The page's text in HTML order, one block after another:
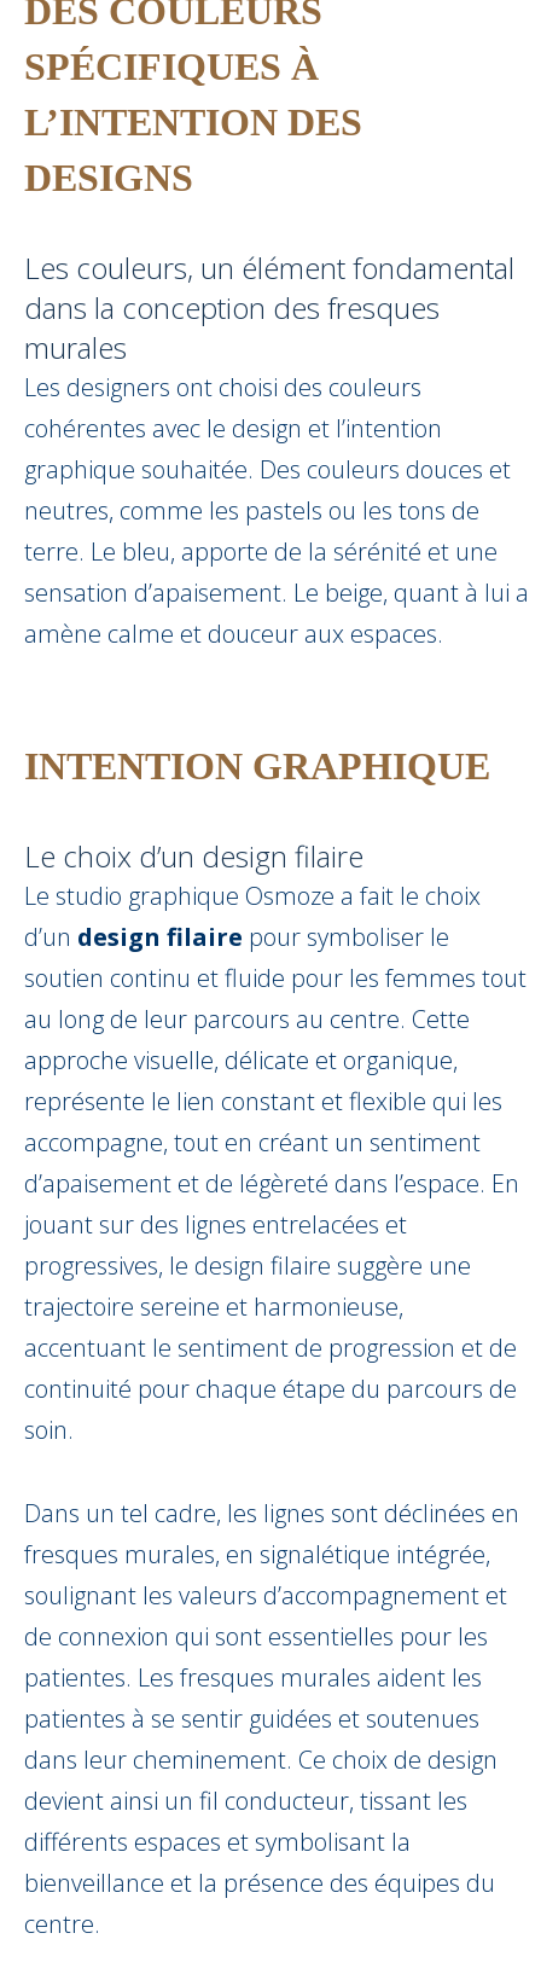
DES COULEURS
SPÉCIFIQUES À
L’INTENTION DES
DESIGNS
Les couleurs, un élément fondamental
dans la conception des fresques
murales
Les designers ont choisi des couleurs
cohérentes avec le design et l’intention
graphique souhaitée. Des couleurs douces et
neutres, comme les pastels ou les tons de
terre. Le bleu, apporte de la sérénité et une
sensation d’apaisement. Le beige, quant à lui a
amène calme et douceur aux espaces.
INTENTION GRAPHIQUE
Le choix d’un design filaire
Le studio graphique Osmoze a fait le choix
d’un design filaire pour symboliser le
soutien continu et fluide pour les femmes tout
au long de leur parcours au centre. Cette
approche visuelle, délicate et organique,
représente le lien constant et flexible qui les
accompagne, tout en créant un sentiment
d’apaisement et de légèreté dans l’espace. En
jouant sur des lignes entrelacées et
progressives, le design filaire suggère une
trajectoire sereine et harmonieuse,
accentuant le sentiment de progression et de
continuité pour chaque étape du parcours de
soin.
Dans un tel cadre, les lignes sont déclinées en
fresques murales, en signalétique intégrée,
soulignant les valeurs d’accompagnement et
de connexion qui sont essentielles pour les
patientes. Les fresques murales aident les
patientes à se sentir guidées et soutenues
dans leur cheminement. Ce choix de design
devient ainsi un fil conducteur, tissant les
différents espaces et symbolisant la
bienveillance et la présence des équipes du
centre.